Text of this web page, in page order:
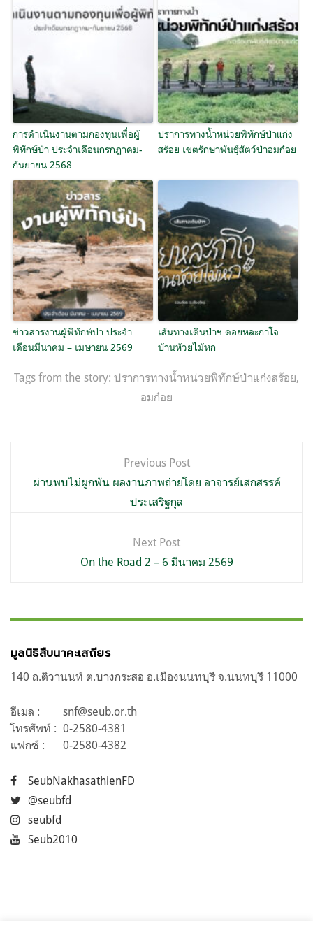
การดำเนินงานตามกองทุนเพื่อผู้
พิทักษ์ป่า ประจำเดือนกรกฎาคม-
กันยายน 2568
ปราการทางน้ำหน่วยพิทักษ์ป่าแก่ง
สร้อย เขตรักษาพันธุ์สัตว์ป่าอมก๋อย
ข่าวสารงานผู้พิทักษ์ป่า ประจำ
เดือนมีนาคม – เมษายน 2569
เส้นทางเดินป่าฯ ดอยหละกาโจ
บ้านห้วยไม้หก
Tags from the story: ปราการทางน้ำหน่วยพิทักษ์ป่าแก่งสร้อย,
อมก๋อย
เรื่อง
Previous Post
ผ่านพบไม่ผูกพัน ผลงานภาพถ่ายโดย อาจารย์เสกสรรค์
ประเสริฐกุล
Next Post
On the Road 2 – 6 มีนาคม 2569
มูลนิธิสืบนาคะเสถียร
140 ถ.ติวานนท์ ต.บางกระสอ อ.เมืองนนทบุรี จ.นนทบุรี 11000
อีเมล :
snf@seub.or.th
โทรศัพท์ : 0-2580-4381
แฟกซ์ :
0-2580-4382
SeubNakhasathienFD
@seubfd
seubfd
Seub2010